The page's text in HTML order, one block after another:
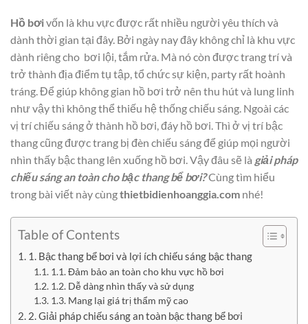
Hồ bơivốn là khu vực được rất nhiều người yêu thích và
dành thời gian tại đây. Bởi ngày nay đây không chỉ là khu vực
dành riêng cho bơi lội, tắm rửa. Mà nó còn được trang trí và
trở thành địa điểm tụ tập, tổ chức sự kiện, party rất hoành
tráng. Để giúp không gian hồ bơi trở nên thu hút và lung linh
như vậy thì không thể thiếu hệ thống chiếu sáng. Ngoài các
vị trí chiếu sáng ở thành hồ bơi, đáy hồ bơi. Thì ở vị trí bậc
thang cũng được trang bị đèn chiếu sáng để giúp mọi người
nhìn thấy bậc thang lên xuống hồ bơi. Vậy đâu sẽ là giải pháp
chiếu sáng an toàn cho bậc thang bể bơi?Cùng tìm hiểu
trong bài viết này cùngthietbidienhoanggia.com nhé!
Table of Contents
1. Bậc thang bể bơi và lợi ích chiếu sáng bậc thang
1.1. Đảm bảo an toàn cho khu vực hồ bơi
1.2. Dễ dàng nhìn thấy và sử dụng
1.3. Mang lại giá trị thẩm mỹ cao
2. Giải pháp chiếu sáng an toàn bậc thang bể bơi